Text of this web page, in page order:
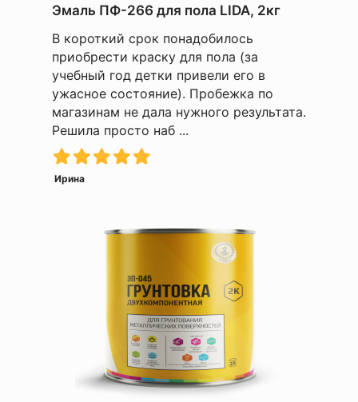
Эмаль ПФ-266 для пола LIDA, 2кг
В короткий срок понадобилось
приобрести краску для пола (за
учебный год детки привели его в
ужасное состояние). Пробежка по
магазинам не дала нужного результата.
Решила просто наб ...
Ирина